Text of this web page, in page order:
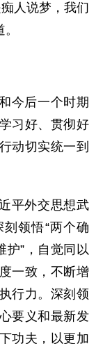
人说梦，我们
今后一个时期
习好、贯彻好
动切实统一到
平外交思想武
领悟“两个确
护”，自觉同以
一致，不断增
行力。深刻领
要义和最新发
功夫，以更加